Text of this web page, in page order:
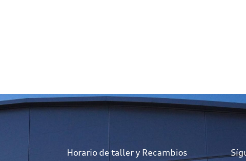
Horario de taller y Recambios